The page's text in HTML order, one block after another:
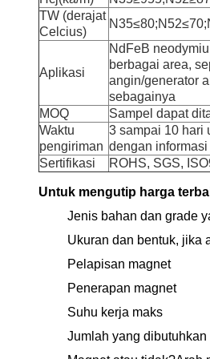
TW (derajat
Celcius)
Aplikasi
NdFeB
berbagai area,
angin/generator
sebagainya
MOQ
Sampel dapat
Waktu
pengiriman
3 sampai 10 hari
dengan
Sertifikasi
ROHS, SGS,
Untuk mengutip harga
Jenis bahan dan grade
Ukuran dan bentuk, jika
Pelapisan magnet
Penerapan magnet
Suhu kerja maks
Jumlah yang dibutuhkan